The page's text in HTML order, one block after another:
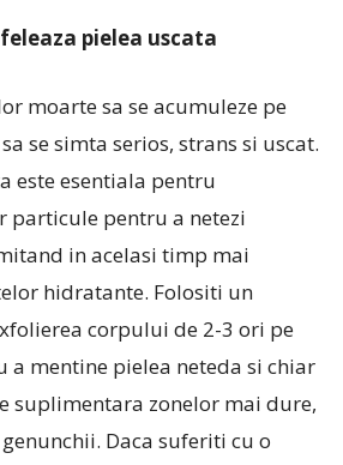
pielea uscata
moarte sa se acumuleze pe
se simta serios, strans si uscat.
este esentiala pentru
particule pentru a netezi
in acelasi timp mai
hidratante. Folositi un
corpului de 2-3 ori pe
a mentine pielea neteda si chiar
suplimentara zonelor mai dure,
Daca suferiti cu o